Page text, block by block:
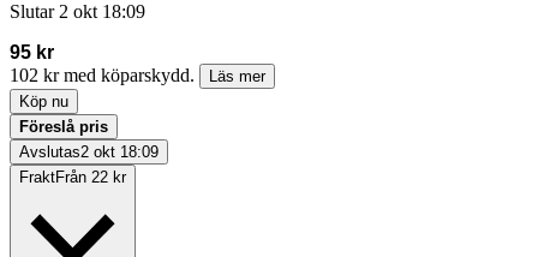
Slutar 2 okt 18:09
95 kr
102 kr med köparskydd.
Läs mer
Köp nu
Föreslå pris
Avslutas2 okt 18:09
FraktFrån 22 kr